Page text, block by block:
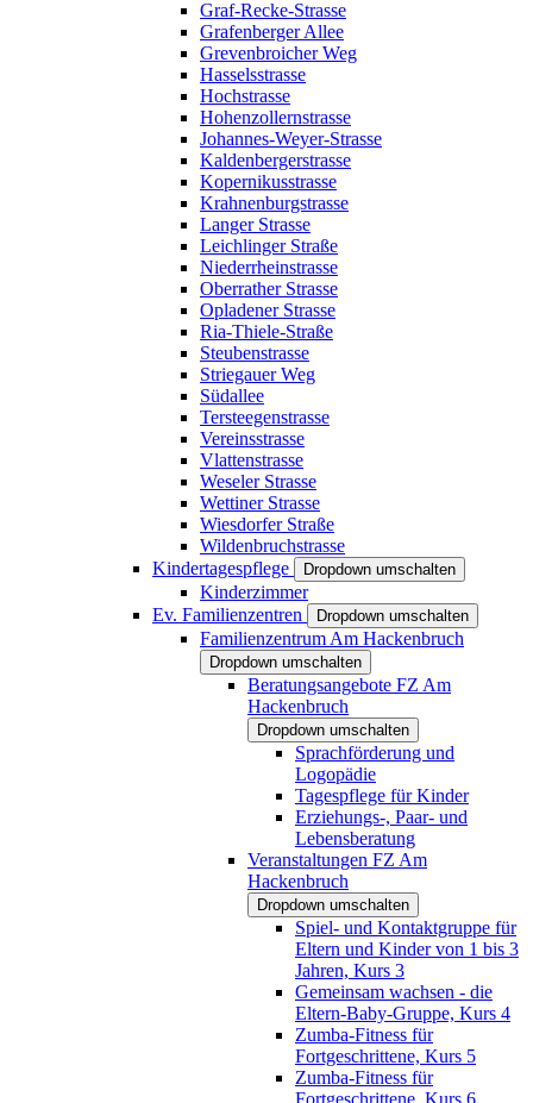
Graf-Recke-Strasse
Grafenberger Allee
Grevenbroicher Weg
Hasselsstrasse
Hochstrasse
Hohenzollernstrasse
Johannes-Weyer-Strasse
Kaldenbergerstrasse
Kopernikusstrasse
Krahnenburgstrasse
Langer Strasse
Leichlinger Straße
Niederrheinstrasse
Oberrather Strasse
Opladener Strasse
Ria-Thiele-Straße
Steubenstrasse
Striegauer Weg
Südallee
Tersteegenstrasse
Vereinsstrasse
Vlattenstrasse
Weseler Strasse
Wettiner Strasse
Wiesdorfer Straße
Wildenbruchstrasse
Kindertagespflege
Dropdown umschalten
Kinderzimmer
Ev. Familienzentren
Dropdown umschalten
Familienzentrum Am Hackenbruch
Dropdown umschalten
Beratungsangebote FZ Am
Hackenbruch
Dropdown umschalten
Sprachförderung und
Logopädie
Tagespflege für Kinder
Erziehungs-, Paar- und
Lebensberatung
Veranstaltungen FZ Am
Hackenbruch
Dropdown umschalten
Spiel- und Kontaktgruppe für
Eltern und Kinder von 1 bis 3
Jahren, Kurs 3
Gemeinsam wachsen - die
Eltern-Baby-Gruppe, Kurs 4
Zumba-Fitness für
Fortgeschrittene, Kurs 5
Zumba-Fitness für
Fortgeschrittene, Kurs 6